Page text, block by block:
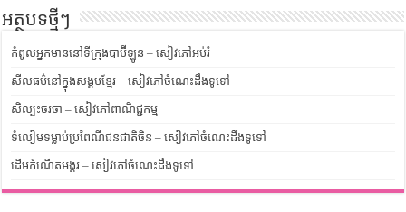
អត្ថបទថ្មីៗ
កំពូលអ្នកមាននៅទីក្រុងបាប៊ីឡូន – សៀវភៅអប់រំ
សីលធម៌នៅក្នុងសង្គមខ្មែរ – សៀវភៅចំណេះដឹងទូទៅ
សិល្បះចរចា – សៀវភៅពាណិជ្ជកម្ម
ទំលៀមទម្លាប់ប្រពៃណីជនជាតិចិន – សៀវភៅចំណេះដឹងទូទៅ
ដើមកំណើតអង្គរ – សៀវភៅចំណេះដឹងទូទៅ